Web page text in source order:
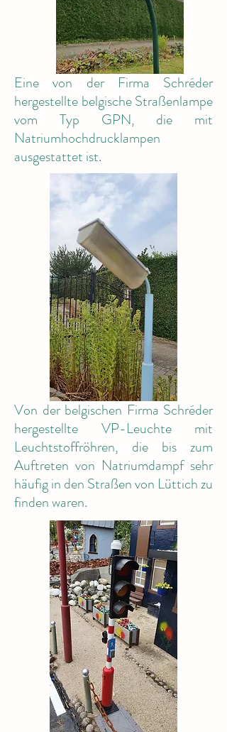
Eine von der Firma Schréder
hergestellte belgische Straßenlampe
vom Typ GPN, die mit
Natriumhochdrucklampen
ausgestattet ist.
Von der belgischen Firma Schréder
hergestellte VP-Leuchte mit
Leuchtstoffröhren, die bis zum
Auftreten von Natriumdampf sehr
häufig in den Straßen von Lüttich zu
finden waren.